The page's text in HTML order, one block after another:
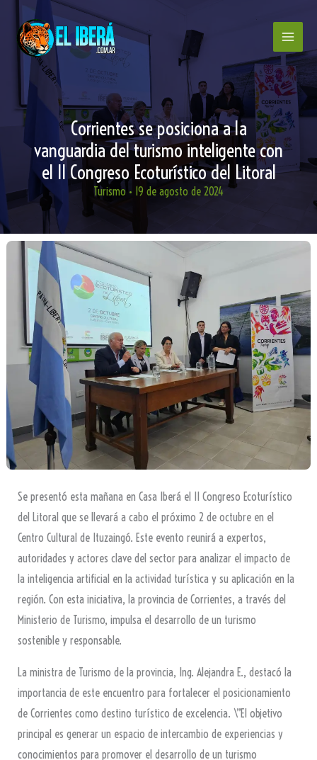
contenido
Corrientes se posiciona a la
vanguardia del turismo inteligente con
el II Congreso Ecoturístico del Litoral
Turismo • 19 de agosto de 2024
Se presentó esta mañana en Casa Iberá el II Congreso Ecoturístico
del Litoral que se llevará a cabo el próximo 2 de octubre en el
Centro Cultural de Ituzaingó. Este evento reunirá a expertos,
autoridades y actores clave del sector para analizar el impacto de
la inteligencia artificial en la actividad turística y su aplicación en la
región. Con esta iniciativa, la provincia de Corrientes, a través del
Ministerio de Turismo, impulsa el desarrollo de un turismo
sostenible y responsable.
La ministra de Turismo de la provincia, Ing. Alejandra E., destacó la
importancia de este encuentro para fortalecer el posicionamiento
de Corrientes como destino turístico de excelencia. \”El objetivo
principal es generar un espacio de intercambio de experiencias y
conocimientos para promover el desarrollo de un turismo